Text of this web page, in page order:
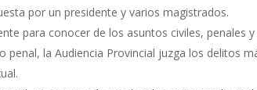
por un presidente y varios magistrados.
para conocer de los asuntos civiles, penales
penal, la Audiencia Provincial juzga los delitos